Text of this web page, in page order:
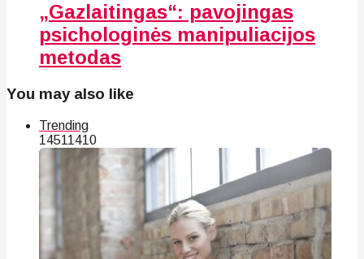
„Gazlaitingas“: pavojingas
psichologinės manipuliacijos
metodas
You may also like
Trending
14511410